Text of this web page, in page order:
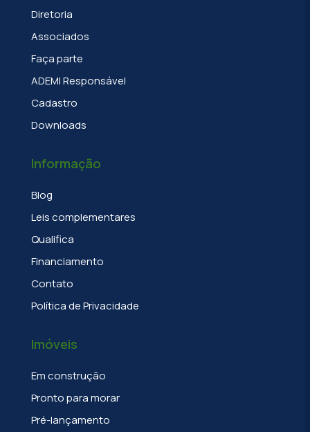
Diretoria
Associados
Faça parte
ADEMI Responsável
Cadastro
Downloads
Informação
Blog
Leis complementares
Qualifica
Financiamento
Contato
Política de Privacidade
Imóveis
Em construção
Pronto para morar
Pré-lançamento